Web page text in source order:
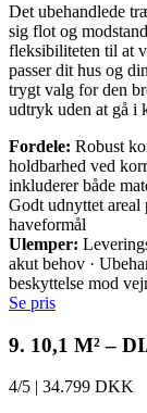
Det ubehandlede
sig flot og
fleksibiliteten til at
passer dit hus og
trygt valg for den
udtryk uden at gå i
Fordele: Robust
holdbarhed ved
inkluderer både
Godt udnyttet areal
haveformål
Ulemper:
akut behov ·
beskyttelse mod
Se pris
9. 10,1 M² –
4/5 | 34.799 DKK